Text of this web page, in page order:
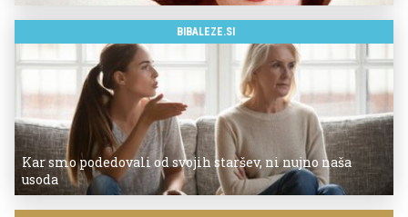
BIBALEZE.SI
Kar smo podedovali od svojih staršev, ni nujno naša
usoda